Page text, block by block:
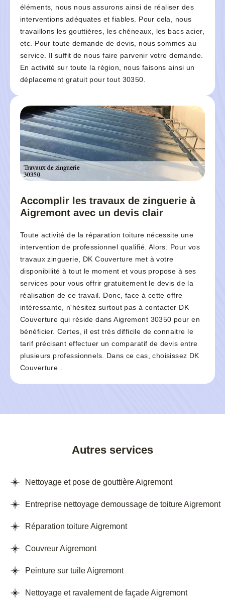
éléments, nous nous assurons ainsi de réaliser des
interventions adéquates et fiables. Pour cela, nous
travaillons les gouttières, les chéneaux, les bacs acier,
etc. Pour toute demande de devis, nous sommes au
service. Il suffit de nous faire parvenir votre demande.
En activité sur toute la région, nous faisons ainsi un
déplacement gratuit pour tout 30350.
Accomplir les travaux de zinguerie à
Aigremont avec un devis clair
Toute activité de la réparation toiture nécessite une
intervention de professionnel qualifié. Alors. Pour vos
travaux zinguerie, DK Couverture met à votre
disponibilité à tout le moment et vous propose à ses
services pour vous offrir gratuitement le devis de la
réalisation de ce travail. Donc, face à cette offre
intéressante, n'hésitez surtout pas à contacter DK
Couverture qui réside dans Aigremont 30350 pour en
bénéficier. Certes, il est très difficile de connaitre le
tarif précisant effectuer un comparatif de devis entre
plusieurs professionnels. Dans ce cas, choisissez DK
Couverture .
Autres services
Nettoyage et pose de gouttière Aigremont
Entreprise nettoyage demoussage de toiture Aigremont
Réparation toiture Aigremont
Couvreur Aigremont
Peinture sur tuile Aigremont
Nettoyage et ravalement de façade Aigremont